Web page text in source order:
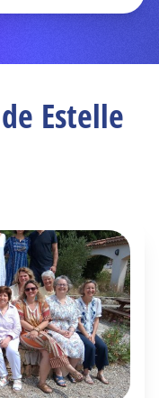
Estelle